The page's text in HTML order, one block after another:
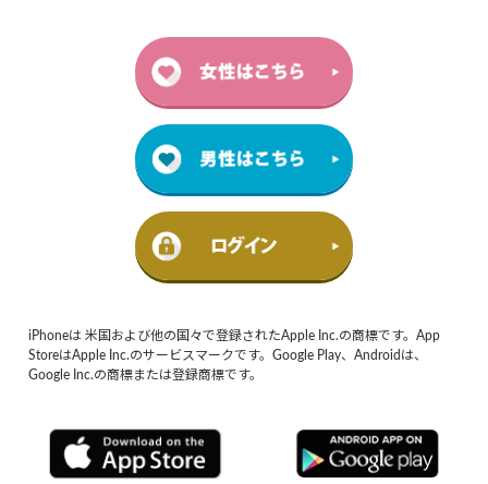
iPhoneは 米国および他の国々で登録されたApple Inc.の商標です。App
StoreはApple Inc.のサービスマークです。Google Play、Androidは、
Google Inc.の商標または登録商標です。